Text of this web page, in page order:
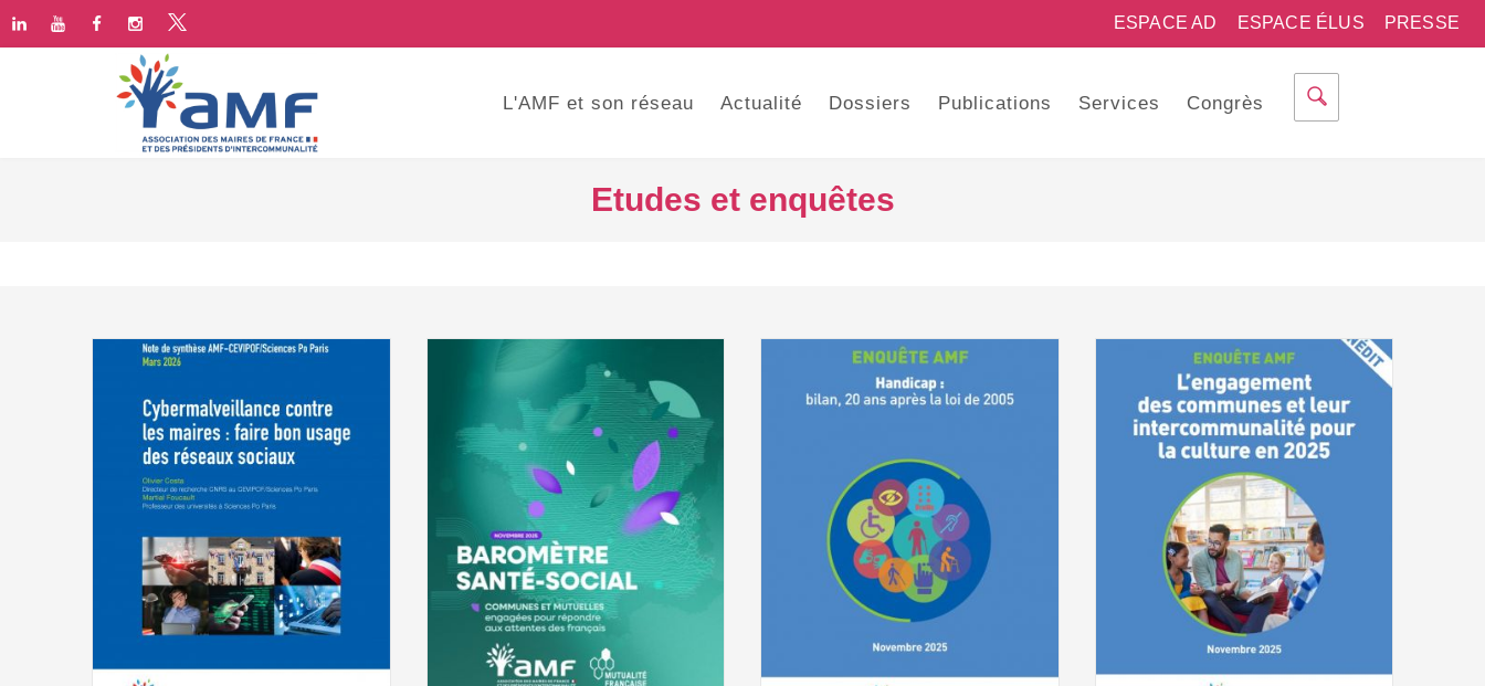
PRESSE
ESPACE ÉLUS
ESPACE AD
L'AMF et son réseau Actualité Dossiers Publications Services Congrès
Etudes et enquêtes